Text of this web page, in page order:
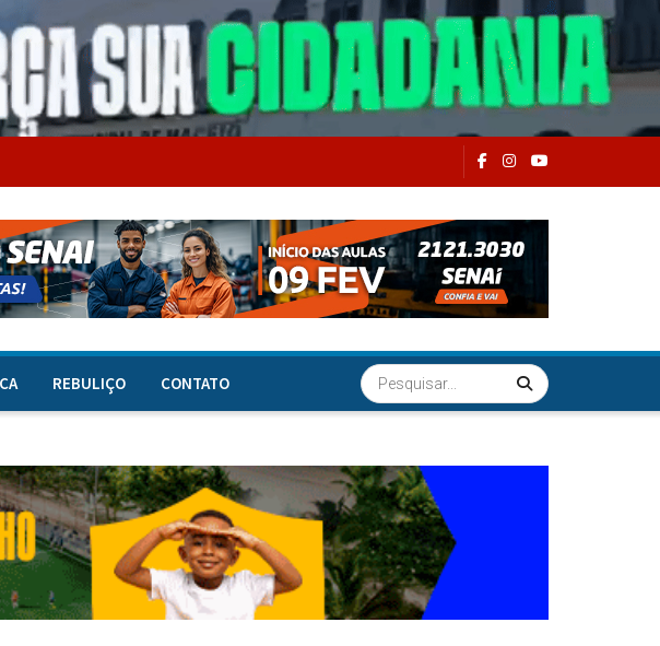
REBULIÇO CONTATO